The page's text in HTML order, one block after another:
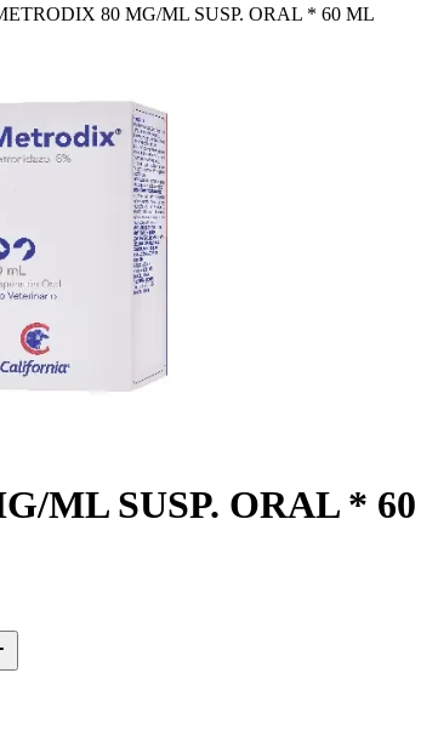
80 MG/ML SUSP. ORAL * 60 ML
ML SUSP. ORAL *